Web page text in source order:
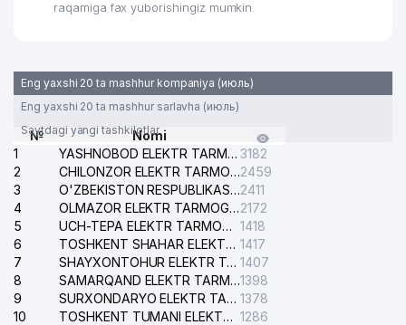
raqamiga fax yuborishingiz mumkin.
Eng yaxshi 20 ta mashhur kompaniya (июль)
Eng yaxshi 20 ta mashhur sarlavha (июль)
Saytdagi yangi tashkilotlar
№
Nomi
1
YASHNOBOD ELEKTR TARMOG'I NOSOZLIKLARI XIZMATI 3182
2
CHILONZOR ELEKTR TARMOG'I NOSOZLIK XIZMATI2459
3
O'ZBEKISTON RESPUBLIKASI BOSH PROKURATURASI ISHONCH TELEFONI2411
4
OLMAZOR ELEKTR TARMOG'I NOSOZLIKLARI XIZMATI2172
5
UCH-TEPA ELEKTR TARMOG'I NOSOZLIKLARI XIZMATI 1418
6
TOSHKENT SHAHAR ELEKTR TARMOQLARI KORXONASI AJ 1417
7
SHAYXONTOHUR ELEKTR TARMOG'I NOSOZLIKLARINI TUZATISH XIZMATI 1407
8
SAMARQAND ELEKTR TARMOQLARI AJ1398
9
SURXONDARYO ELEKTR TARMOQLARI AJ 1378
10
TOSHKENT TUMANI ELEKTR TARMOG'I AVARIYA XIZMATI 1286